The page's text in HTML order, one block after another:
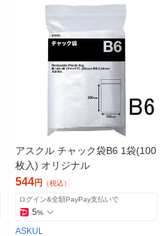
アスクル チャック袋B6 1袋(100
枚入) オリジナル
544円 （税込）
ログイン&全額PayPay支払いで
5%
ASKUL